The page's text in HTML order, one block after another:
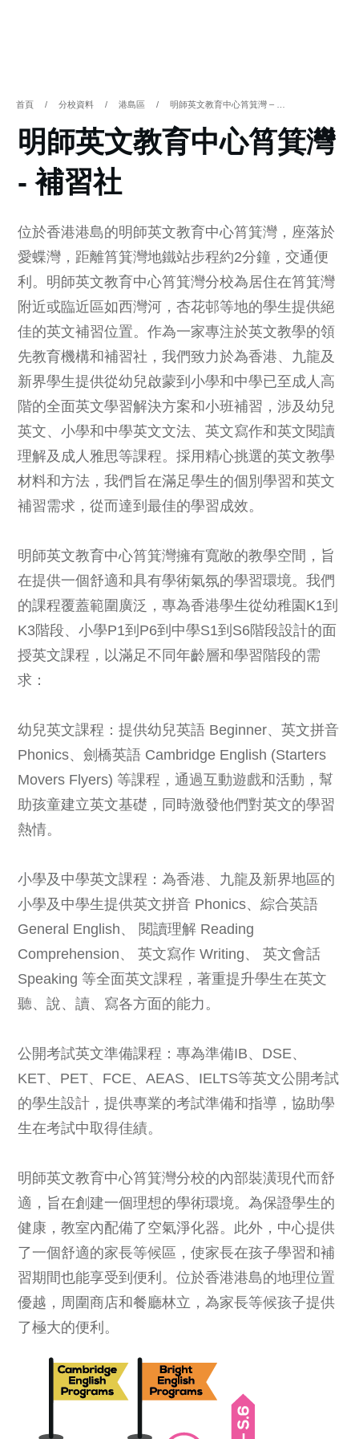
首頁 / 分校資料 / 港島區 /
明師英文教育中心筲箕灣
- 補習社
位於香港港島的明師英文教育中心筲箕灣，座落於
愛蝶灣，距離筲箕灣地鐵站步程約2分鐘，交通便
利。明師英文教育中心筲箕灣分校為居住在筲箕灣
附近或臨近區如西灣河，杏花邨等地的學生提供絕
佳的英文補習位置。作為一家專注於英文教學的領
先教育機構和補習社，我們致力於為香港、九龍及
新界學生提供從幼兒啟蒙到小學和中學已至成人高
階的全面英文學習解決方案和小班補習，涉及幼兒
英文、小學和中學英文文法、英文寫作和英文閱讀
理解及成人雅思等課程。採用精心挑選的英文教學
材料和方法，我們旨在滿足學生的個別學習和英文
補習需求，從而達到最佳的學習成效。
明師英文教育中心筲箕灣擁有寬敞的教學空間，旨
在提供一個舒適和具有學術氣氛的學習環境。我們
的課程覆蓋範圍廣泛，專為香港學生從幼稚園K1到
K3階段、小學P1到P6到中學S1到S6階段設計的面
授英文課程，以滿足不同年齡層和學習階段的需
求：
幼兒英文課程：提供幼兒英語 Beginner、英文拼音
Phonics、劍橋英語 Cambridge English (Starters
Movers Flyers) 等課程，通過互動遊戲和活動，幫
助孩童建立英文基礎，同時激發他們對英文的學習
熱情。
小學及中學英文課程：為香港、九龍及新界地區的
小學及中學生提供英文拼音 Phonics、綜合英語
General English、 閱讀理解 Reading
Comprehension、 英文寫作 Writing、 英文會話
Speaking 等全面英文課程，著重提升學生在英文
聽、說、讀、寫各方面的能力。
公開考試英文準備課程：專為準備IB、DSE、
KET、PET、FCE、AEAS、IELTS等英文公開考試
的學生設計，提供專業的考試準備和指導，協助學
生在考試中取得佳績。
明師英文教育中心筲箕灣分校的內部裝潢現代而舒
適，旨在創建一個理想的學術環境。為保證學生的
健康，教室內配備了空氣淨化器。此外，中心提供
了一個舒適的家長等候區，使家長在孩子學習和補
習期間也能享受到便利。位於香港港島的地理位置
優越，周圍商店和餐廳林立，為家長等候孩子提供
了極大的便利。